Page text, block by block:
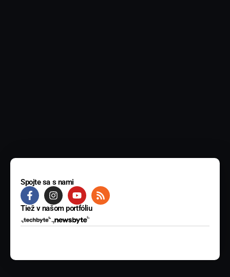
Spojte sa s nami
Tiež v našom portfóliu